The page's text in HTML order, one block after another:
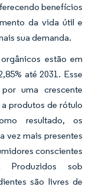
benefícios
da vida útil e
sua demanda.
estão em
até 2031. Esse
uma crescente
produtos de rótulo
resultado, os
vez mais presentes
conscientes
sob
são livres de